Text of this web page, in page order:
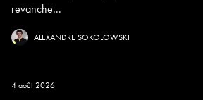
revanche...
ALEXANDRE SOKOLOWSKI
4 août 2026